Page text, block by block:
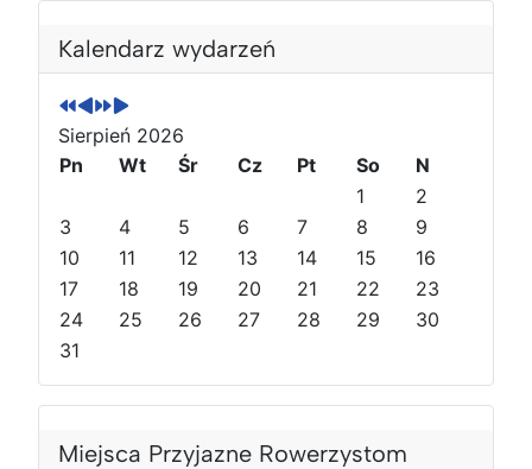
Kalendarz wydarzeń
p
z
e
d
i
r
o
k
p
z
e
d
m
i
e
s
ą
s
ę
p
s
ę
p
n
m
e
s
c
Sierpień 2026
Pn
Wt Śr Cz Pt So
N
1
2
3
4 5 6 7 8
9
10
11 12 13 14 15
16
17
18 19 20 21 22
23
24
25 26 27 28 29
30
31
Miejsca Przyjazne Rowerzystom